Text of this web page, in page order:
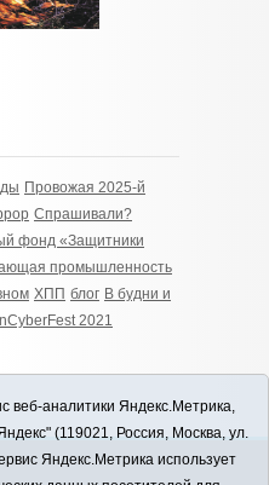
Провожая 2025-й
Спрашивали?
фонд «Защитники
промышленность
ХПП блог В будни и
2021
веб-аналитики Яндекс.Метрика,
(119021, Россия, Москва, ул.
Яндекс.Метрика использует